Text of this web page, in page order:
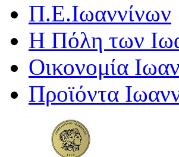
Π.Ε.Ιωαννίνων
Η Πόλη των
Οικονομία
Προϊόντα